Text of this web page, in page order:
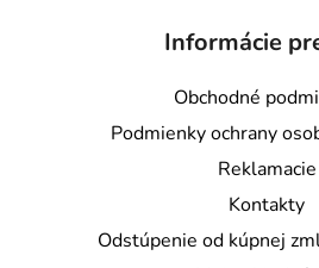
Informácie
Obchodné
Podmienky ochrany
Reklamacie
Kontakty
Odstúpenie od kúpnej